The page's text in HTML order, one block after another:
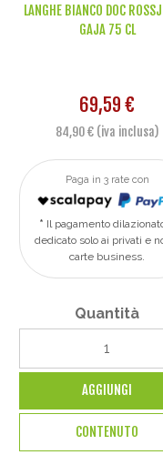
LANGHE BIANCO DOC
GAJA 75 CL
69,59 €
84,90 € (iva inclusa)
Paga in 3 rate con
Il pagamento
dedicato solo ai privati e
carte business.
Quantità
AGGIUNGI
CONTENUTO